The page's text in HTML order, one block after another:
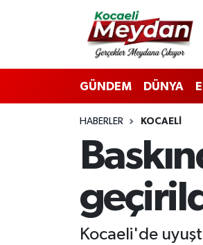
GÜNDEM DÜNYA
HABERLER KOCAELI
Kocaeli'de
Nöbetçi Eczaneler
Hava Durumu
Trafik Durumu
Süper Lig Puan Durumu ve
Tüm Manşetler
Son Dakika Haberleri